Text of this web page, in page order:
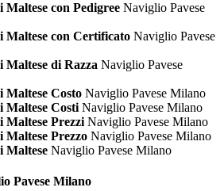
con Pedigree Naviglio Pavese
Maltese con Certificato Naviglio Pavese
Maltese di Razza Naviglio Pavese
Maltese Costo Naviglio Pavese Milano
Maltese Costi Naviglio Pavese Milano
Maltese Prezzi Naviglio Pavese Milano
Maltese Prezzo Naviglio Pavese Milano
Maltese Naviglio Pavese Milano
Pavese Milano